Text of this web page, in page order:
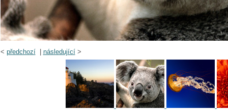
< předchozí| následující>